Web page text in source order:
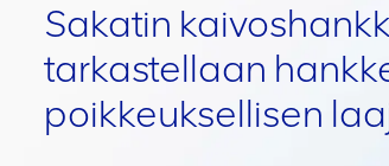
Sakatin
tarkastellaan
poikkeuksellisen